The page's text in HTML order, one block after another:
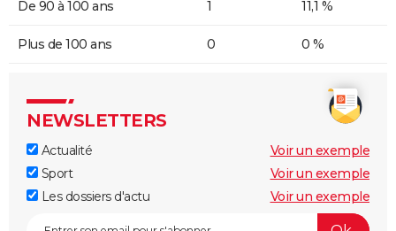
De 90 à 100 ans 1 11,1 %
Plus de 100 ans 0 0 %
NEWSLETTERS
Actualité
Voir un exemple
Sport
Voir un exemple
Les dossiers d'actu
Voir un exemple